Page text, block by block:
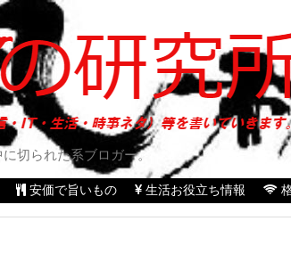
切られた系ブロガー。
安価で旨いもの 生活お役立ち情報